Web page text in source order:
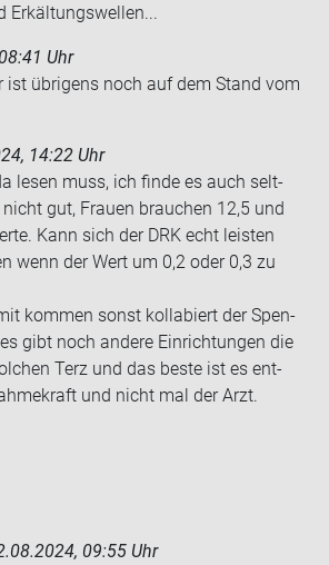
Er­käl­tungs­wel­len...
Uhr
ist üb­ri­gens noch auf dem Stand vom
14:22 Uhr
lesen muss, ich finde es auch selt­
gut, Frau­en brau­chen 12,5 und
Kann sich der DRK echt leis­ten
wenn der Wert um 0,2 oder 0,3 zu
kom­men sonst kol­la­biert der Spen­
gibt noch an­de­re Ein­rich­tun­gen die
Terz und das beste ist es ent­
und nicht mal der Arzt.
09:55 Uhr